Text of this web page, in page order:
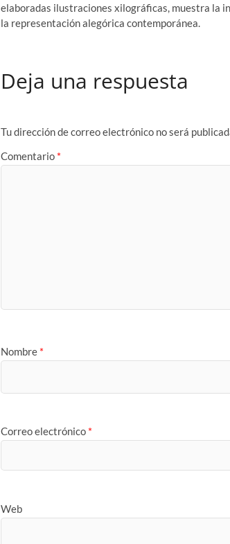
elaboradas ilustraciones xilográficas, muestra la
la representación alegórica contemporánea.
Deja una respuesta
Tu dirección de correo electrónico no será
Comentario *
Nombre *
Correo electrónico *
Web